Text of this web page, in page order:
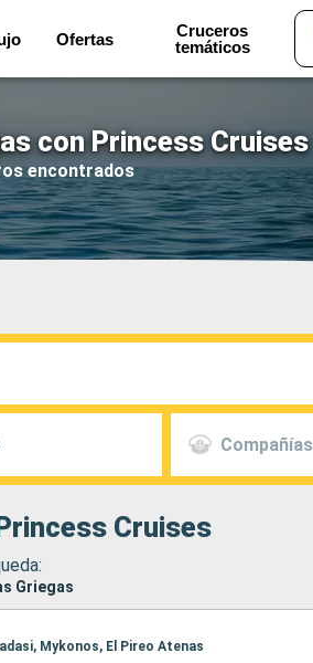
Ofertas
Cruceros
temáticos
con Princess Cruises
encontrados
Compañías
Cruises
Griegas
Mykonos, El Pireo Atenas